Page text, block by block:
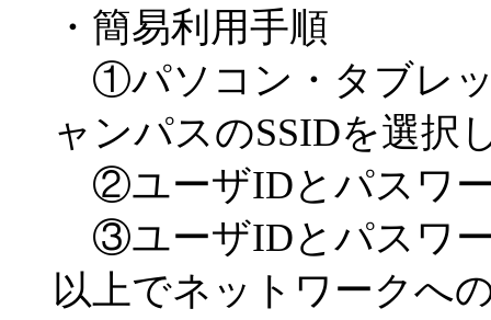
・簡易利用手順
①パソコン・タブレッ
ャンパスのSSIDを選択
②ユーザIDとパスワー
③ユーザIDとパスワ
以上でネットワークへ